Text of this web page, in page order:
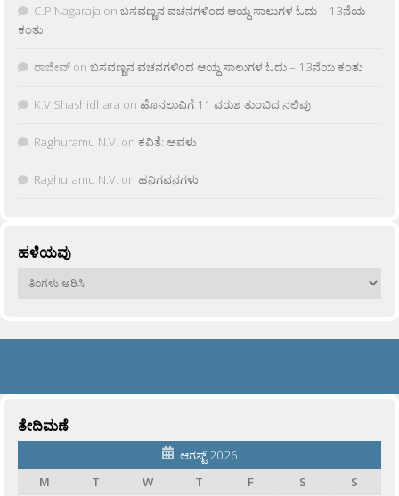
C.P.Nagaraja on ಬಸವಣ್ಣನ ವಚನಗಳಿಂದ ಆಯ್ದ ಸಾಲುಗಳ ಓದು – 13ನೆಯ
ಕಂತು
ರಾಜೀವ್ on ಬಸವಣ್ಣನ ವಚನಗಳಿಂದ ಆಯ್ದ ಸಾಲುಗಳ ಓದು – 13ನೆಯ ಕಂತು
K.V Shashidhara on ಹೊನಲುವಿಗೆ 11 ವರುಶ ತುಂಬಿದ ನಲಿವು
Raghuramu N.V. on ಕವಿತೆ: ಅವಳು
Raghuramu N.V. on ಹನಿಗವನಗಳು
ಹಳೆಯವು
ಹಳೆಯವು
ತೇದಿಮಣೆ
ಆಗಸ್ಟ್ 2026
M
T W T F S
S